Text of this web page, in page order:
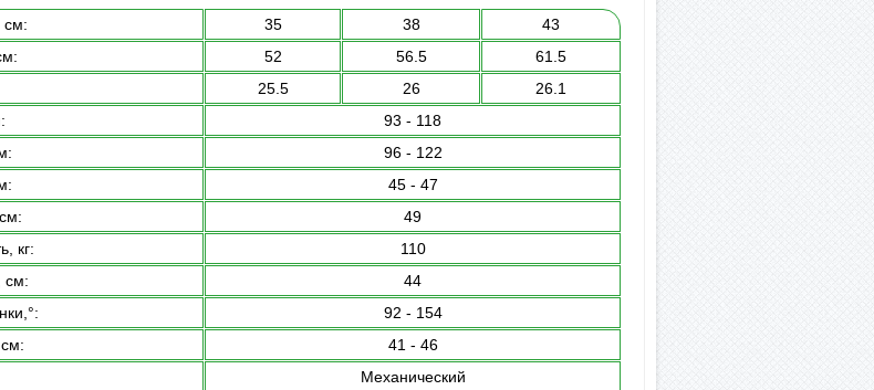
см: 35 38
43
52 56.5
61.5
25.5 26
26.1
93 - 118
96 - 122
45 - 47
49
кг:
110
см:
44
92 - 154
41 - 46
Механический